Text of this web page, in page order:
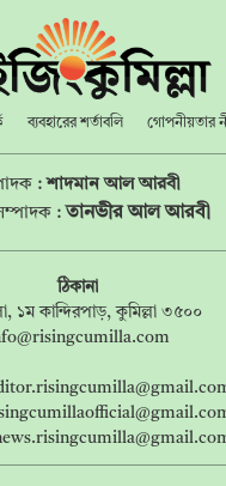
ব্যবহারের শর্তাবলি গোপনীয়তার
:শাদমান আল আরবী
সম্পাদক : তানভীর আল আরবী
ঠিকানা
১ম কান্দিরপাড়, কুমিল্লা ৩৫০০